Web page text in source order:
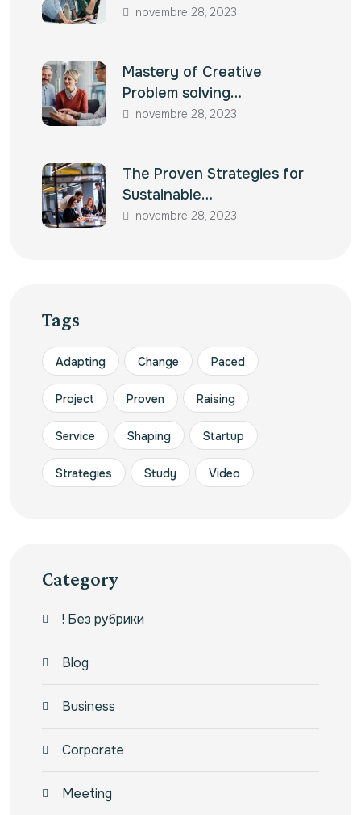
novembre 28, 2023
Mastery of Creative
Problem solving…
novembre 28, 2023
The Proven Strategies for
Sustainable…
novembre 28, 2023
Tags
Adapting Change Paced
Project Proven Raising
Service Shaping Startup
Strategies Study Video
Category
! Без рубрики
Blog
Business
Corporate
Meeting